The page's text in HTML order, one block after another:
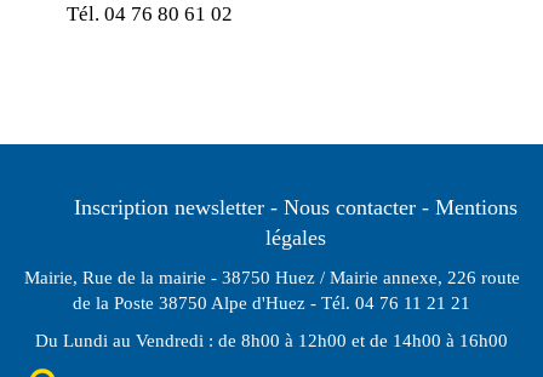
Tél. 04 76 80 61 02
Inscription newsletter Nous contacter
Mentions
légales
Mairie, Rue de la mairie - 38750 Huez / Mairie annexe, 226 route
de la Poste 38750 Alpe d'Huez - Tél. 04 76 11 21 21
Du Lundi au Vendredi : de 8h00 à 12h00 et de 14h00 à 16h00